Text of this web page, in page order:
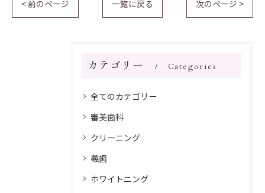
< 前のページ 一覧に戻る 次のページ >
カテゴリー Categories
全てのカテゴリー
審美歯科
クリーニング
義歯
ホワイトニング